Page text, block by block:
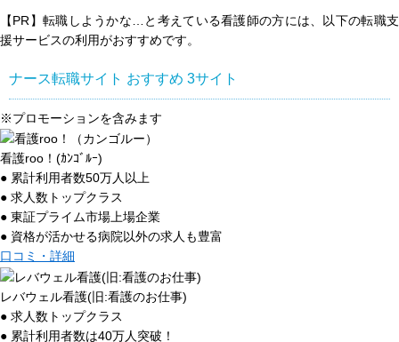
【PR】転職しようかな…と考えている看護師の方には、以下の転職支
援サービスの利用がおすすめです。
ナース転職サイト おすすめ 3サイト
※プロモーションを含みます
看護roo！(ｶﾝｺﾞﾙｰ)
● 累計利用者数50万人以上
● 求人数トップクラス
● 東証プライム市場上場企業
● 資格が活かせる病院以外の求人も豊富
口コミ・詳細
レバウェル看護(旧:看護のお仕事)
● 求人数トップクラス
● 累計利用者数は40万人突破！